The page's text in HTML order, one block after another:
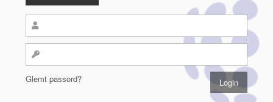
Glemt passord?